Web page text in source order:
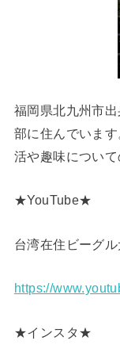
福岡県北九州市
部に住んでいま
活や趣味について
★YouTube★
台湾在住ビーグ
https://
★インスタ★